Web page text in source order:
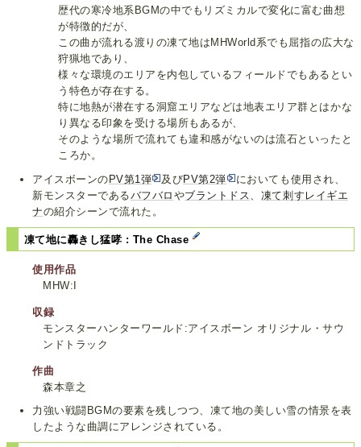
歴代の寒冷地系BGMの中でもリズミカルで変化に富む曲想
が特徴的だが、
この曲が流れる渡りの凍て地はMHWorld系でも屈指の広大な
狩猟地であり、
様々な環境のエリアを内包しているフィールドでもあるとい
う特色が存在する。
特に地熱が潜在する洞窟エリアなどは地表エリア群とはかな
り異なる印象を受ける場所もあるが、
そのような場所で流れても違和感がないのは流石といったと
ころか。
アイスボーンの PV第1弾 及びPV第2弾
においても使用され、
新モンスターであるバフバロ やブラントドス、 凍て刺すレイギエ
ナの紹介シーンで流れた。
凍て地に轟きし猛哮 : The Chase
使用作品
MHW:I
収録
モンスターハンターワールド:アイスボーン オリジナル・サウ
ンドトラック
作曲
森本章之
力強い戦闘BGMの要素を残しつつ、凍て地の美しい雪の情景を表
したような曲調にアレンジされている。